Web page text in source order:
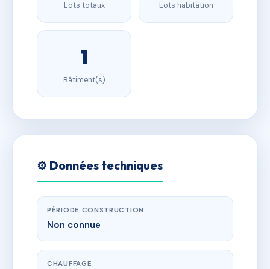
Lots totaux Lots habitation
1
Bâtiment(s)
⚙️ Données techniques
PÉRIODE CONSTRUCTION
Non connue
CHAUFFAGE